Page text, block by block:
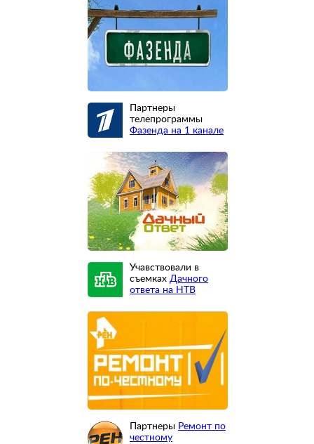
Партнеры
телепрограммы
Фазенда на 1 канале
Учавствовали в
съемках Дачного
ответа на НТВ
Партнеры Ремонт по
честному